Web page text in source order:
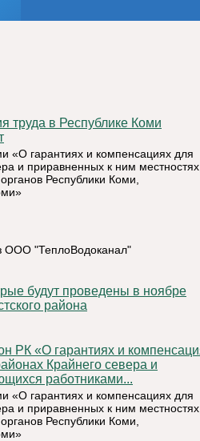
«О гарантиях и компенсациях для
и приравненных к ним местностях,
Республики Коми,
ООО "ТеплоВодоканал"
района
Крайнего севера и
работниками...
«О гарантиях и компенсациях для
и приравненных к ним местностях,
Республики Коми,